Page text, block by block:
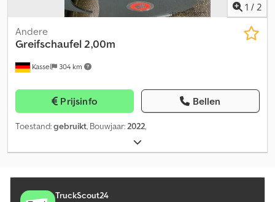
1 / 2
Kassel 304 km
Andere
Greifschaufel 2,00m
Prijsinfo Bellen
Toestand:gebruikt, Bouwjaar:2022,
TruckScout24